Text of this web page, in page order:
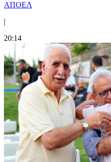
ΑΠΟΕΛ
|
20:14